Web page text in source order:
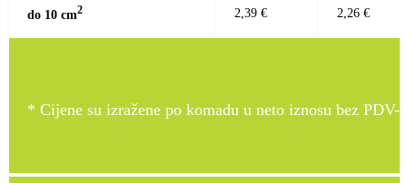
do 10 cm2 2,39 € 2,26 €
* Cijene su izražene po komadu u neto iznosu bez PDV-